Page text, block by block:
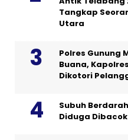
Tangkap
Utara
Polres Gunung
Buana,
Dikotori
Subuh
Diduga